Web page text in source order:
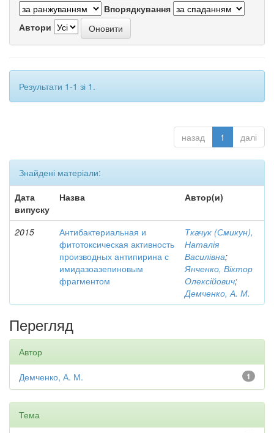
Впорядкування
Автори
Результати 1-1 зі 1.
назад 1 далі
Знайдені матеріали:
Дата
випуску
Назва Автор(и)
2015
Антибактериальная и
фитотоксическая активность
производных антипирина с
имидазоазепиновым
фрагментом
Ткачук (Смикун),
Наталія
Василівна;
Янченко, Віктор
Олексійович;
Демченко, А. М.
Перегляд
Автор
1
Демченко, А. М.
Тема